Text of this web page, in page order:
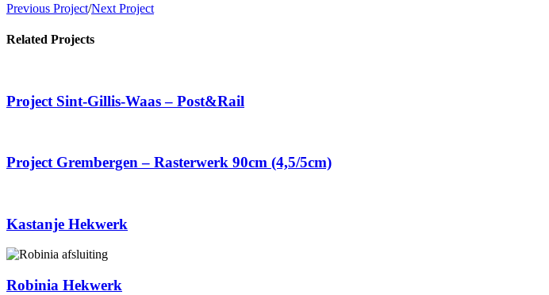
Previous Project/Next Project
Related Projects
Project Sint-Gillis-Waas – Post&Rail
Project Grembergen – Rasterwerk 90cm (4,5/5cm)
Kastanje Hekwerk
Robinia Hekwerk